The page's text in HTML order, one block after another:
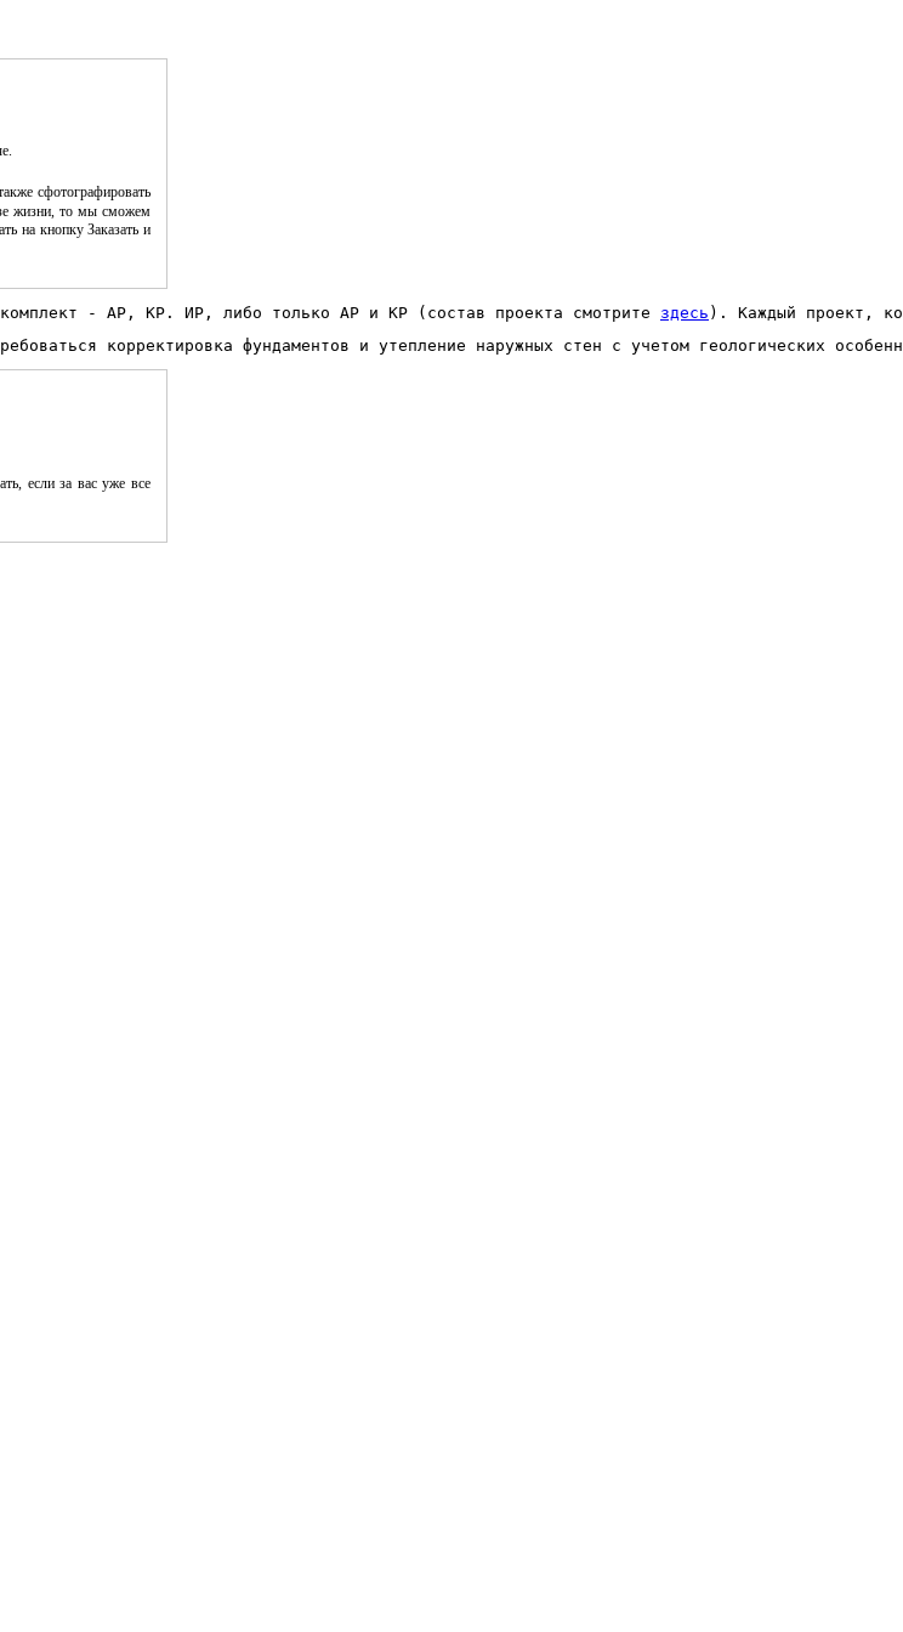
сфотографировать
жизни, то мы сможем
на кнопку Заказать и
- АР, КР. ИР, либо только АР и КР (состав проекта смотрите здесь ). Каждый проект,
корректировка фундаментов и утепление наружных стен с учетом геологических
если за вас уже все